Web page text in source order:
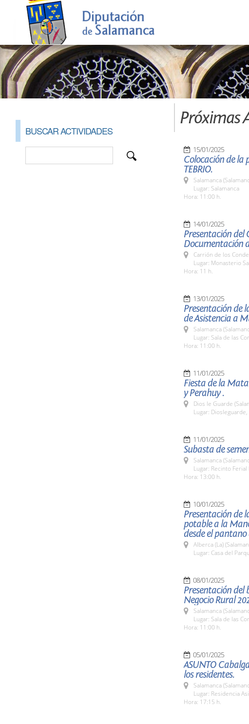
BUSCAR ACTIVIDADES
Próximas
15/01/2025
Colocación de la
TEBRIO.
Salamanca
Lugar: Salamanca
Hora: 11:00 h.
14/01/2025
Presentación
Documentación
Carrión de los
Lugar: Monasterio
Hora: 11 h.
13/01/2025
Presentación de
de Asistencia a
Salamanca
Lugar: Sala de las
Hora: 11:00 h.
11/01/2025
Fiesta de la
y Perahuy .
Dios le Guarde
Lugar:
11/01/2025
Subasta de
Salamanca
Lugar: Recinto
Hora: 13:00 h.
10/01/2025
Presentación de
potable a la
desde el
Alberca (La)
Lugar: Casa del
08/01/2025
Presentación del
Negocio Rural
Salamanca
Lugar: Sala de las
Hora: 11:00 h.
05/01/2025
ASUNTO
los residentes.
Salamanca
Lugar: Residencia
Hora: 17:15 h.